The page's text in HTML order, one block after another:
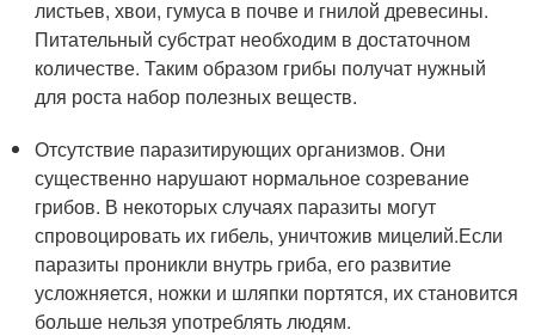
листьев, хвои, гумуса в почве и гнилой древесины.
Питательный субстрат необходим в достаточном
количестве. Таким образом грибы получат нужный
для роста набор полезных веществ.
Отсутствие паразитирующих организмов. Они
существенно нарушают нормальное созревание
грибов. В некоторых случаях паразиты могут
спровоцировать их гибель, уничтожив мицелий.Если
паразиты проникли внутрь гриба, его развитие
усложняется, ножки и шляпки портятся, их становится
больше нельзя употреблять людям.